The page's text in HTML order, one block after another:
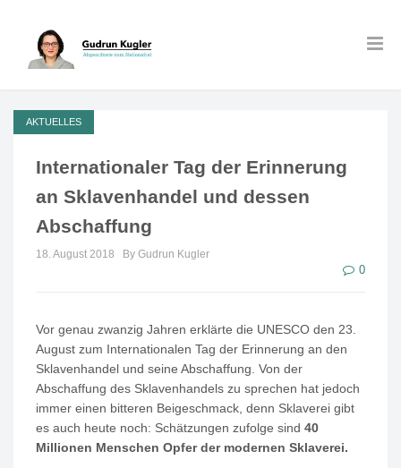
AKTUELLES
Internationaler Tag der Erinnerung
an Sklavenhandel und dessen
Abschaffung
18. August 2018 By Gudrun Kugler
0
Vor genau zwanzig Jahren erklärte die UNESCO den 23.
August zum Internationalen Tag der Erinnerung an den
Sklavenhandel und seine Abschaffung. Von der
Abschaffung des Sklavenhandels zu sprechen hat jedoch
immer einen bitteren Beigeschmack, denn Sklaverei gibt
es auch heute noch: Schätzungen zufolge sind 40
Millionen Menschen Opfer der modernen Sklaverei.